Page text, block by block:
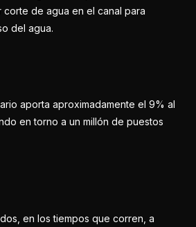
corte de agua en el canal para
del agua.
aporta aproximadamente el 9% al
en torno a un millón de puestos
en los tiempos que corren, a